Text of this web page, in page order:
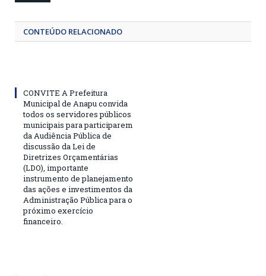
CONTEÚDO RELACIONADO
CONVITE A Prefeitura
Municipal de Anapu convida
todos os servidores públicos
municipais para participarem
da Audiência Pública de
discussão da Lei de
Diretrizes Orçamentárias
(LDO), importante
instrumento de planejamento
das ações e investimentos da
Administração Pública para o
próximo exercício
financeiro.